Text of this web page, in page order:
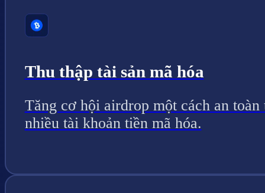
Thu thập tài sản mã hóa
Tăng cơ hội airdrop một cách an toàn
nhiều tài khoản tiền mã hóa.